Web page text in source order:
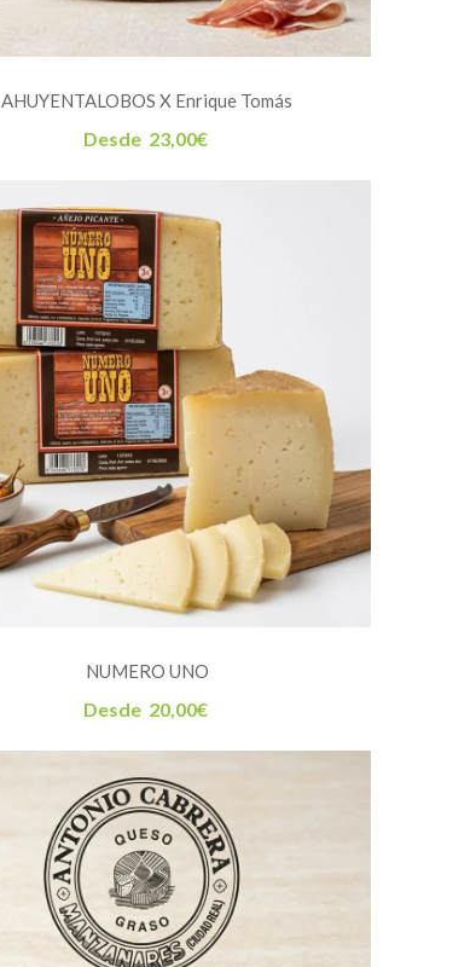
AHUYENTALOBOS X Enrique Tomás
Desde 23,00€
NUMERO UNO
Desde 20,00€